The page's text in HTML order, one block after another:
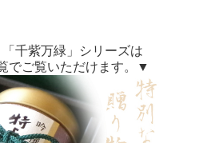
千紫万緑」シリーズは
でご覧いただけます。▼